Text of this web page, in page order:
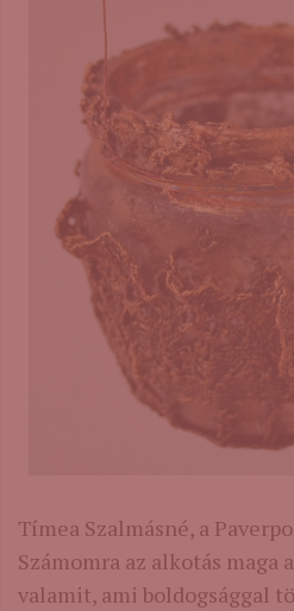
Tímea Szalmásné, a
Számomra az alkotás maga
valamit, ami boldogsággal